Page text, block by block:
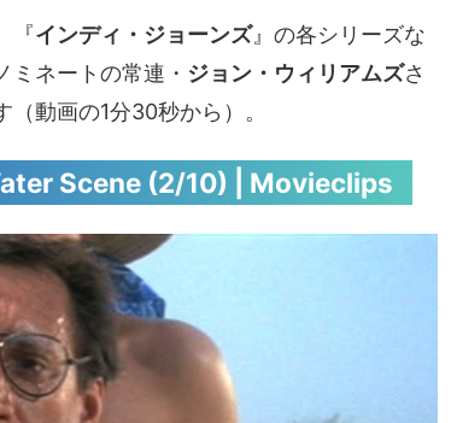
『インディ・ジョーンズ』の各シリーズな
ミネートの常連・ ジョン・ウィリアムズさ
動画の1分30秒から）。
Scene (2/10) | Movieclips